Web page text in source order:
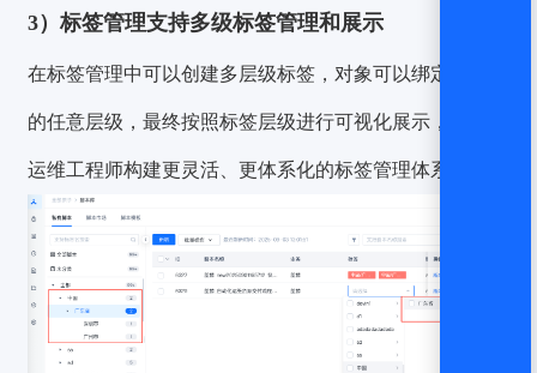
3）标签管理支持多级标签管理和展示
在标签管理中可以创建多层级标签，对象可以绑定到标签
的任意层级，最终按照标签层级进行可视化展示，便于IT
运维工程师构建更灵活、更体系化的标签管理体系。